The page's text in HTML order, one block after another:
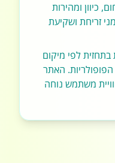
כיוון ומהירות
זריחת ושקיעת
לפי מיקום
האתר
משתמש נוחה